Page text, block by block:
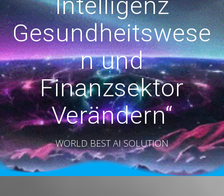
Gesundheitswese
n und
Finanzsektor
Verändern“
WORLD BEST AI SOLUTION